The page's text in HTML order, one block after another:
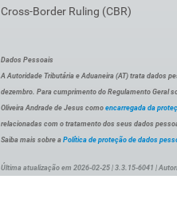
Cross-Border Ruling (CBR)
Dados Pessoais
A Autoridade Tributária e Aduaneira (AT) trata dados
dezembro. Para cumprimento do Regulamento Geral
Oliveira Andrade de Jesus como encarregada da
relacionadas com o tratamento dos seus dados
Saiba mais sobre a Política de proteção de dados
Última atualização em 2026-02-25 | 3.3.15-6041 |